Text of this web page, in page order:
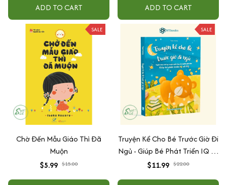
ADD TO CART ADD TO CART
SALE
Chờ Đến Mẫu Giáo Thì Đã
Muộn
$5.99 $15.00
SALE
Truyện Kể Cho Bé Trước Giờ Đi
Ngủ - Giúp Bé Phát Triển IQ Và
EQ
$11.99 $22.00